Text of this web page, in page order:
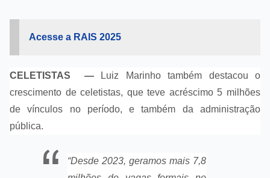
Acesse a RAIS 2025
CELETISTAS —
Luiz Marinho também destacou o
crescimento de celetistas, que teve acréscimo 5 milhões
de vínculos no período, e também da administração
pública.
“Desde 2023, geramos mais 7,8